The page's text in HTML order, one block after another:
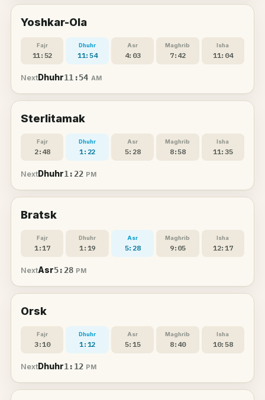
Yoshkar-Ola
Fajr
11:52
Dhuhr
11:54
Asr
4:03
Maghrib
7:42
Isha
11:04
Next Dhuhr11:54 AM
Sterlitamak
Fajr
2:48
Dhuhr
1:22
Asr
5:28
Maghrib
8:58
Isha
11:35
Next Dhuhr1:22 PM
Bratsk
Fajr
1:17
Dhuhr
1:19
Asr
5:28
Maghrib
9:05
Isha
12:17
NextAsr5:28 PM
Orsk
Fajr
3:10
Dhuhr
1:12
Asr
5:15
Maghrib
8:40
Isha
10:58
Next Dhuhr1:12 PM